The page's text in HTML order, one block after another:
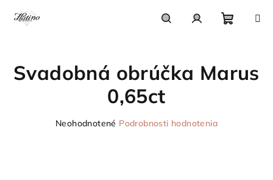
košík
Svadobná obrúčka Marus
0,65ct
Priemerné
Neohodnotené Podrobnosti hodnotenia